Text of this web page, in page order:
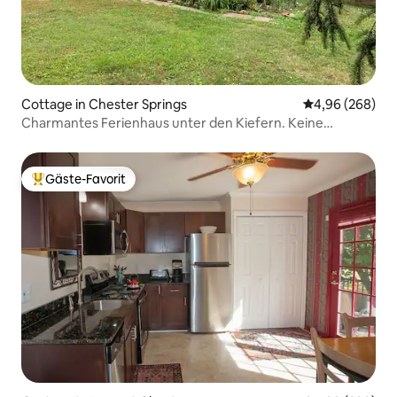
Cottage in Chester Springs
4,96 (268)
Charmantes Ferienhaus unter den Kiefern. Keine
Beliebter Gäste-Favorit.
Gäste-Favorit